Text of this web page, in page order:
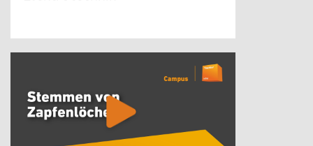
[Cocoon] About (Text with Image) überspringen